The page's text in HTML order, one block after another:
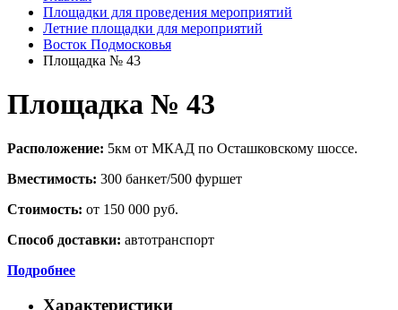
Площадки для проведения мероприятий
Летние площадки для мероприятий
Восток Подмосковья
Площадка № 43
Площадка № 43
Расположение: 5км от МКАД по Осташковскому шоссе.
Вместимость: 300 банкет/500 фуршет
Стоимость: от 150 000 руб.
Способ доставки: автотранспорт
Подробнее
Характеристики